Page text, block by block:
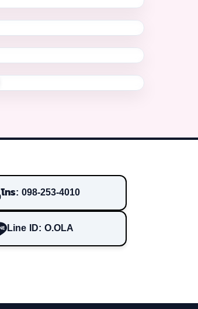
โทร: 098-253-4010
Line ID: O.OLA